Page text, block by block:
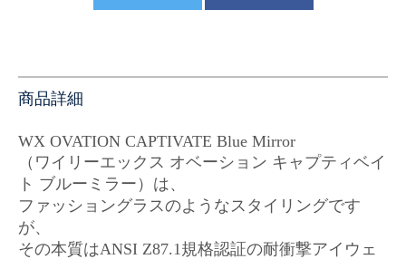
商品詳細
WX OVATION CAPTIVATE Blue Mirror
（ワイリーエックス オベーション キャプティベイ
ト ブルーミラー）は、
ファッショングラスのようなスタイリングです
が、
その本質はANSI Z87.1規格認証の耐衝撃アイウェ